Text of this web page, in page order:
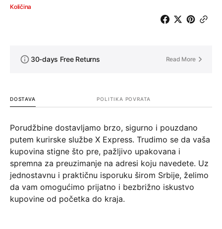
Količina
30-days Free Returns Read More
DOSTAVA POLITIKA POVRATA
Porudžbine dostavljamo brzo, sigurno i pouzdano
putem kurirske službe X Express. Trudimo se da vaša
kupovina stigne što pre, pažljivo upakovana i
spremna za preuzimanje na adresi koju navedete. Uz
jednostavnu i praktičnu isporuku širom Srbije, želimo
da vam omogućimo prijatno i bezbrižno iskustvo
kupovine od početka do kraja.